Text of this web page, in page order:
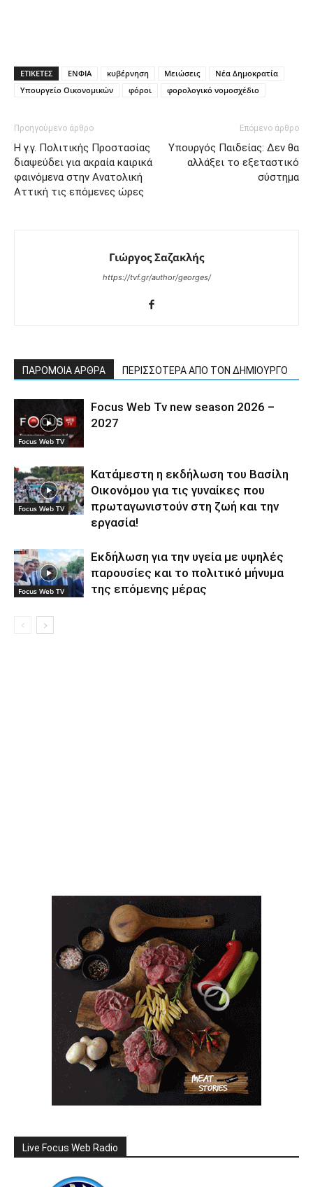
ΕΤΙΚΕΤΕΣ ΕΝΦΙΑ κυβέρνηση Μειώσεις
Νέα Δημοκρατία
Υπουργείο Οικονομικών
φόροι φορολογικό νομοσχέδιο
Προηγούμενο άρθρο
Η γ.γ. Πολιτικής Προστασίας
διαψεύδει για ακραία καιρικά
φαινόμενα στην Ανατολική
Αττική τις επόμενες ώρες
Επόμενο άρθρο
Υπουργός Παιδείας: Δεν θα
αλλάξει το εξεταστικό
σύστημα
Γιώργος Σαζακλής
https://tvf.gr/author/georges/
ΠΑΡΟΜΟΙΑ ΑΡΘΡΑ ΠΕΡΙΣΣΟΤΕΡΑ ΑΠΟ ΤΟΝ ΔΗΜΙΟΥΡΓΟ
Focus Web TV
Focus Web Tv new season 2026 –
2027
Focus Web TV
Κατάμεστη η εκδήλωση του Βασίλη
Οικονόμου για τις γυναίκες που
πρωταγωνιστούν στη ζωή και την
εργασία!
Focus Web TV
Εκδήλωση για την υγεία με υψηλές
παρουσίες και το πολιτικό μήνυμα
της επόμενης μέρας
Live Focus Web Radio